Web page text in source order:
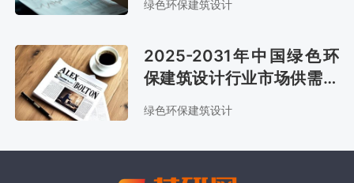
绿色环保建筑设计
2025-2031年中国绿色环
保建筑设计行业市场供需态
势及市场趋势预测报告
绿色环保建筑设计